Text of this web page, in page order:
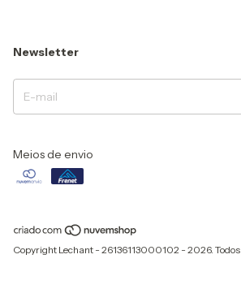
Newsletter
Meios de envio
Copyright Lechant - 26136113000102 - 2026. Todos